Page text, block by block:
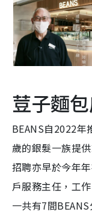
荳子麵
BEANS自2022年
歲的銀髮一族提
招聘亦早於今年
戶服務主任，工
一共有7間